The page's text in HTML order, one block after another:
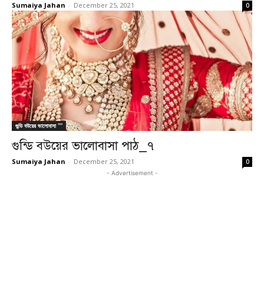
Sumaiya Jahan - December 25, 2021 0
গুন্ডি বউয়ের ভালোবাসা ""
গুন্ডি বউয়ের ভালোবাসা পাঠ_৭
Sumaiya Jahan - December 25, 2021 0
- Advertisement -